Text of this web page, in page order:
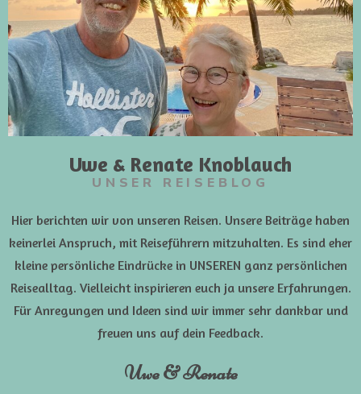
Uwe & Renate Knoblauch
UNSER REISEBLOG
Hier berichten wir von unseren Reisen. Unsere Beiträge haben
keinerlei Anspruch, mit Reiseführern mitzuhalten. Es sind eher
kleine persönliche Eindrücke in UNSEREN ganz persönlichen
Reisealltag. Vielleicht inspirieren euch ja unsere Erfahrungen.
Für Anregungen und Ideen sind wir immer sehr dankbar und
freuen uns auf dein Feedback.
Uwe & Renate